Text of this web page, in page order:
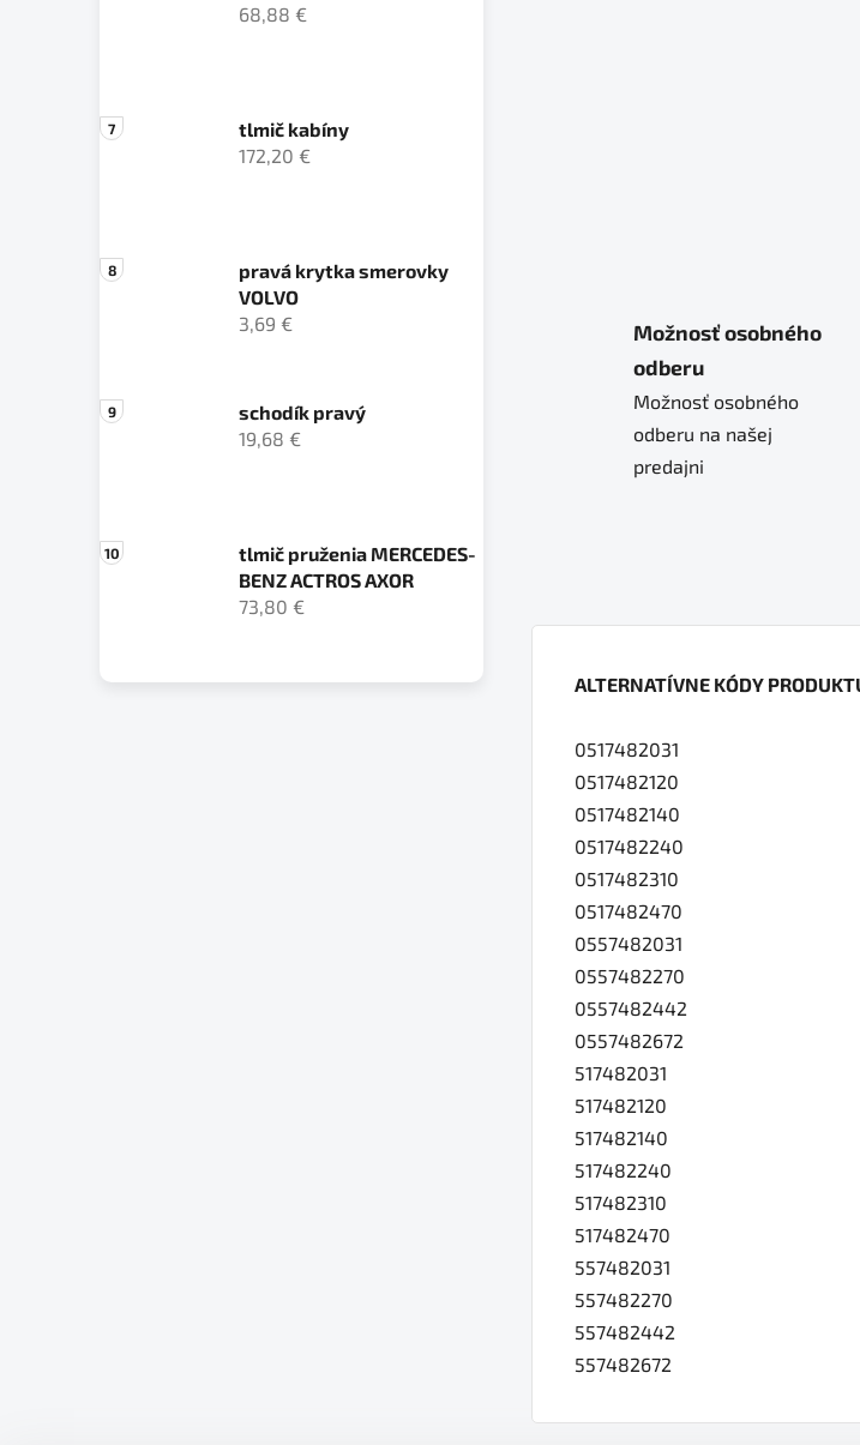
68,88 €
tlmič kabíny
172,20 €
pravá krytka smerovky
VOLVO
3,69 €
schodík pravý
19,68 €
tlmič pruženia MERCEDES-
BENZ ACTROS AXOR
73,80 €
Možnosť osobného
odberu
Možnosť osobného
odberu na našej
predajni
ALTERNATÍVNE KÓDY
0517482031
0517482120
0517482140
0517482240
0517482310
0517482470
0557482031
0557482270
0557482442
0557482672
517482031
517482120
517482140
517482240
517482310
517482470
557482031
557482270
557482442
557482672